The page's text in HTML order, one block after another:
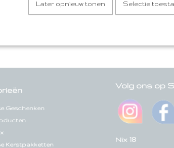
Geschenken
Kerstpakketten
Volg ons op
Nix 18
Later opnieuw tonen Selectie